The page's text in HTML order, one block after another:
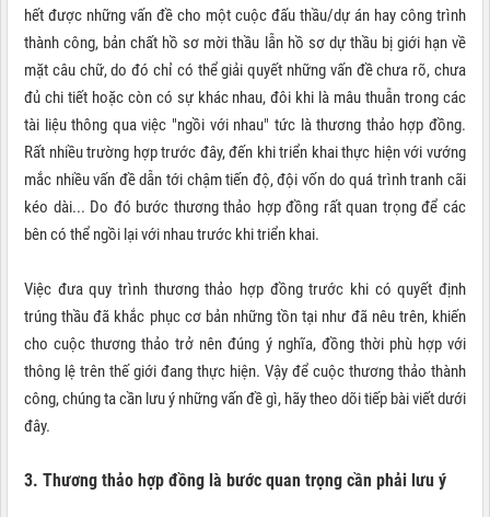
hết được những vấn đề cho một cuộc đấu thầu/dự án hay công trình
thành công, bản chất hồ sơ mời thầu lẫn hồ sơ dự thầu bị giới hạn về
mặt câu chữ, do đó chỉ có thể giải quyết những vấn đề chưa rõ, chưa
đủ chi tiết hoặc còn có sự khác nhau, đôi khi là mâu thuẫn trong các
tài liệu thông qua việc "ngồi với nhau" tức là thương thảo hợp đồng.
Rất nhiều trường hợp trước đây, đến khi triển khai thực hiện với vướng
mắc nhiều vấn đề dẫn tới chậm tiến độ, đội vốn do quá trình tranh cãi
kéo dài... Do đó bước thương thảo hợp đồng rất quan trọng để các
bên có thể ngồi lại với nhau trước khi triển khai.
Việc đưa quy trình thương thảo hợp đồng trước khi có quyết định
trúng thầu đã khắc phục cơ bản những tồn tại như đã nêu trên, khiến
cho cuộc thương thảo trở nên đúng ý nghĩa, đồng thời phù hợp với
thông lệ trên thế giới đang thực hiện. Vậy để cuộc thương thảo thành
công, chúng ta cần lưu ý những vấn đề gì, hãy theo dõi tiếp bài viết dưới
đây.
3. Thương thảo hợp đồng là bước quan trọng cần phải lưu ý